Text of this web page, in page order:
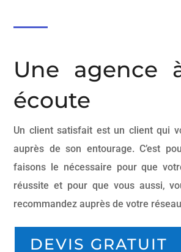
Une agence
écoute
Un client satisfait est un client qui
auprès de son entourage. C’est
faisons le nécessaire pour que
réussite et pour que vous aussi,
recommandez auprès de votre
DEVIS GRATUIT